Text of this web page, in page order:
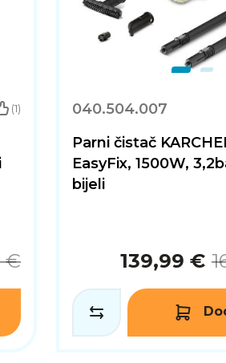
(1)
€
040.504.007
Parni čistač
EasyFix, 1500W,
bijeli
139,99 €